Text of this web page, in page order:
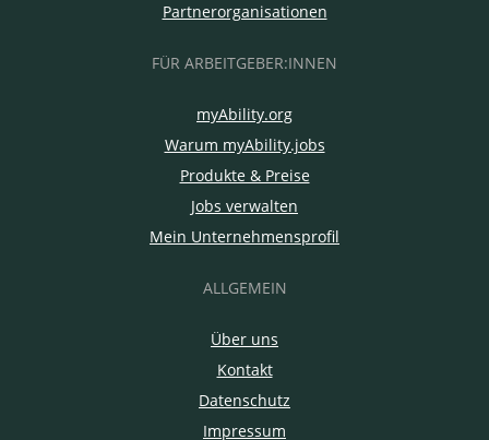
Partnerorganisationen
FÜR ARBEITGEBER:INNEN
myAbility.org
Warum myAbility.jobs
Produkte & Preise
Jobs verwalten
Mein Unternehmensprofil
ALLGEMEIN
Über uns
Kontakt
Datenschutz
Impressum